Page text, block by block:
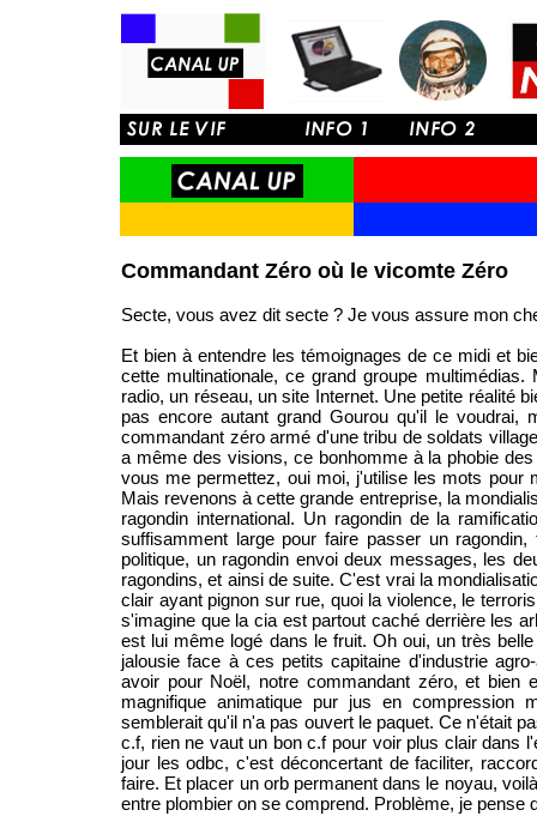
Commandant Zéro où le vicomte Zéro
Secte, vous avez dit secte ? Je vous assure mon
Et bien à entendre les témoignages de ce midi et
cette multinationale, ce grand groupe
radio, un réseau, un site Internet. Une petite réalité
pas encore autant grand Gourou qu'il le
commandant zéro armé d'une tribu de soldats
a même des visions, ce bonhomme à la phobie
vous me permettez, oui moi, j'utilise les mots pour
Mais revenons à cette grande entreprise, la
ragondin international. Un ragondin de la
suffisamment large pour faire passer un
politique, un ragondin envoi deux messages, les
ragondins, et ainsi de suite. C'est vrai la
clair ayant pignon sur rue, quoi la violence, le
s'imagine que la cia est partout caché derrière les
est lui même logé dans le fruit. Oh oui, un très
jalousie face à ces petits capitaine d'industrie
avoir pour Noël, notre commandant zéro, et
magnifique animatique pur jus en compression
semblerait qu'il n'a pas ouvert le paquet. Ce n'était
c.f, rien ne vaut un bon c.f pour voir plus clair dans
jour les odbc, c'est déconcertant de faciliter,
faire. Et placer un orb permanent dans le noyau,
entre plombier on se comprend. Problème, je pense